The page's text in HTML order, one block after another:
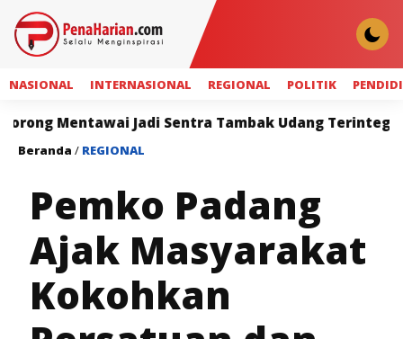
NASIONAL INTERNASIONAL REGIONAL POLITIK
Jadi Sentra Tambak Udang Terintegrasi
Beranda / REGIONAL
Pemko Padang
Ajak Masyarakat
Kokohkan